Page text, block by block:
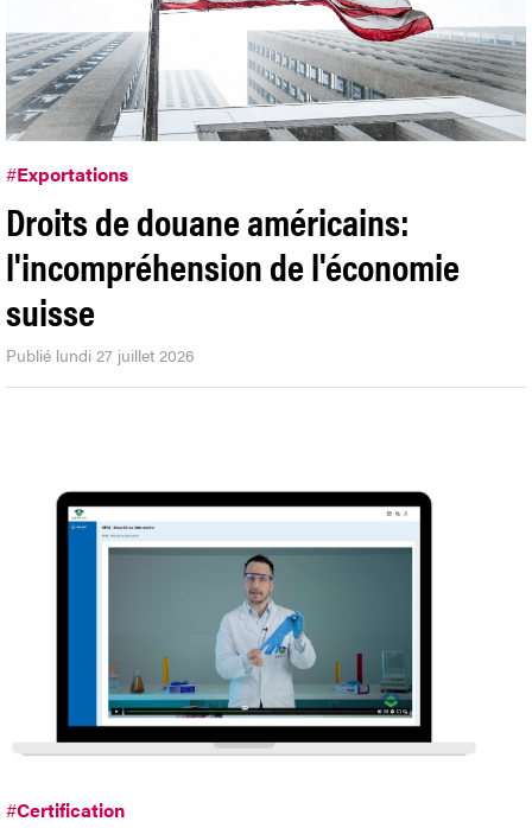
#Exportations
Droits de douane américains:
l'incompréhension de l'économie
suisse
Publié lundi 27 juillet 2026
#Certification